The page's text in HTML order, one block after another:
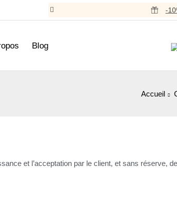
-
Blog
Accueil
et l’acceptation par le client, et sans réserve,